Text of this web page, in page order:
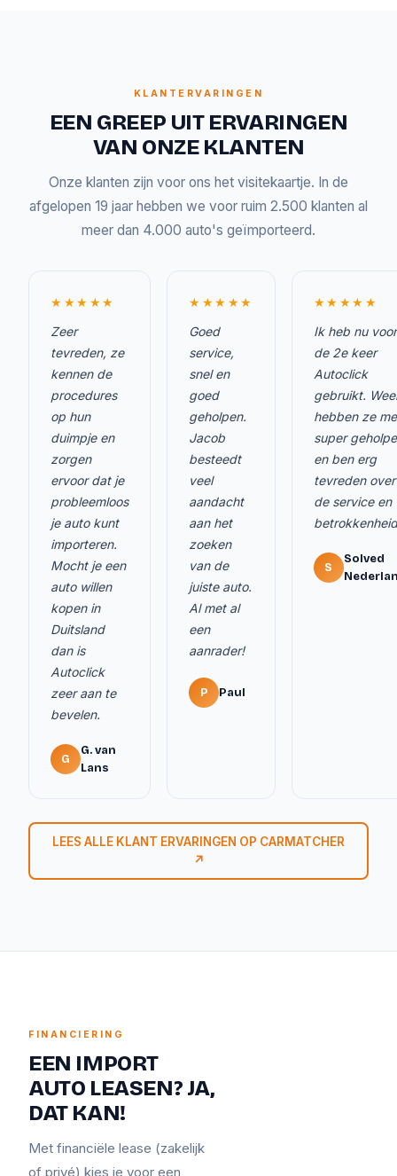
KLANTERVARINGEN
EEN GREEP UIT ERVARINGEN
VAN ONZE KLANTEN
Onze klanten zijn voor ons het visitekaartje. In de
afgelopen 19 jaar hebben we voor ruim 2.500 klanten al
meer dan 4.000 auto's geïmporteerd.
★★★★★
Zeer
tevreden, ze
kennen de
procedures
op hun
duimpje en
zorgen
ervoor dat je
probleemloos
je auto kunt
importeren.
Mocht je een
auto willen
kopen in
Duitsland
dan is
Autoclick
zeer aan te
bevelen.
G
G. van
Lans
★★★★★
Goed
service,
snel en
goed
geholpen.
Jacob
besteedt
veel
aandacht
aan het
zoeken
van de
juiste auto.
Al met al
een
aanrader!
P Paul
★★★★★
Ik heb nu voor
de 2e keer
Autoclick
gebruikt.
hebben ze me
super
en ben erg
tevreden over
de service en
S
Solved
LEES ALLE KLANT ERVARINGEN OP CARMATCHER
↗
FINANCIERING
EEN IMPORT
AUTO LEASEN? JA,
DAT KAN!
Met financiële lease (zakelijk
of privé) kies je voor een